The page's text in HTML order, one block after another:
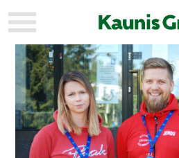
KAUPUNKI
STADEN
AJANKOHTAISTA
AKTUELLT
URHEILU
IDROTT
KULTTUURI
KULTUR
HISTORIA
HISTORIA